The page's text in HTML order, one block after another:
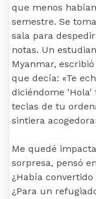
que menos
semestre. Se
sala para
notas. Un
Myanmar,
que decía: «Te
diciéndome 'Hola'
teclas de tu
sintiera
Me quedé
sorpresa, pensó
¿Había
¿Para un